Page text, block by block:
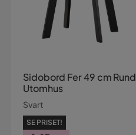
Sidobord Fer 49 cm Rund
Utomhus
Svart
SE PRISET!